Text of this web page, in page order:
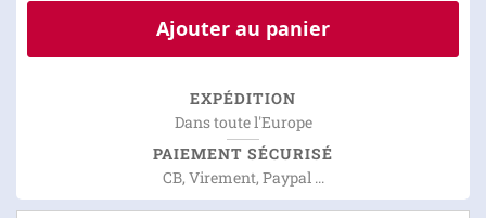
Ajouter au panier
EXPÉDITION
Dans toute l'Europe
PAIEMENT SÉCURISÉ
CB, Virement, Paypal ...